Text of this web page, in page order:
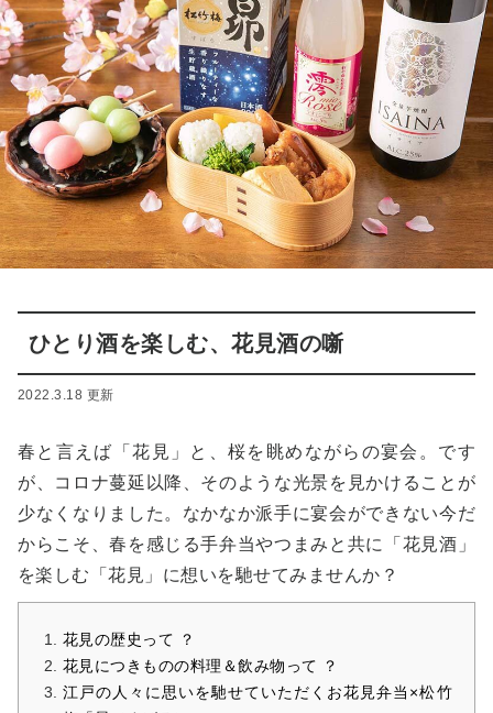
ひとり酒を楽しむ、花見酒の噺
2022.3.18 更新
春と言えば「花見」と、桜を眺めながらの宴会。です
が、コロナ蔓延以降、そのような光景を見かけることが
少なくなりました。なかなか派手に宴会ができない今だ
からこそ、春を感じる手弁当やつまみと共に「花見酒」
を楽しむ「花見」に想いを馳せてみませんか？
花見の歴史って ？
花見につきものの料理＆飲み物って ？
江戸の人々に思いを馳せていただくお花見弁当×松竹